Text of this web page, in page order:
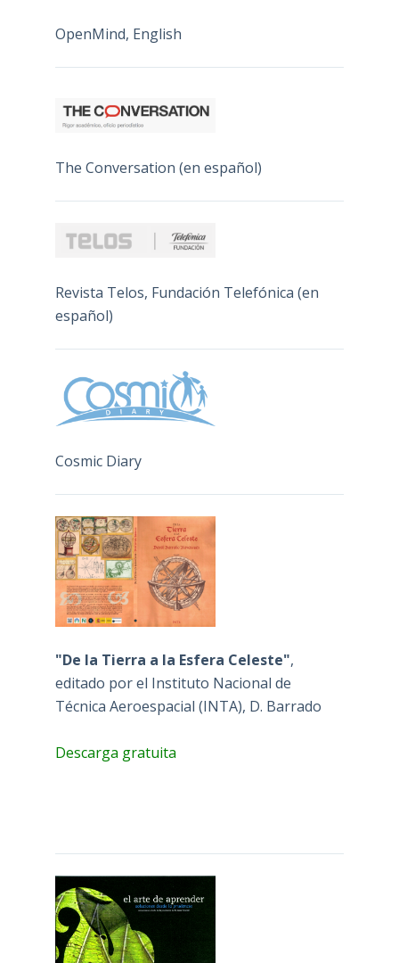
OpenMind, English
The Conversation (en español)
Revista Telos, Fundación Telefónica (en
español)
Cosmic Diary
"De la Tierra a la Esfera Celeste",
editado por el Instituto Nacional de
Técnica Aeroespacial (INTA), D. Barrado
Descarga gratuita